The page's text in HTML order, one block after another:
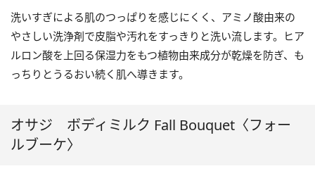
洗いすぎによる肌のつっぱりを感じにくく、アミノ酸由来の
やさしい洗浄剤で皮脂や汚れをすっきりと洗い流します。ヒア
ルロン酸を上回る保湿力をもつ植物由来成分が乾燥を防ぎ、も
っちりとうるおい続く肌へ導きます。
オサジ ボディミルク Fall Bouquet〈フォー
ルブーケ〉